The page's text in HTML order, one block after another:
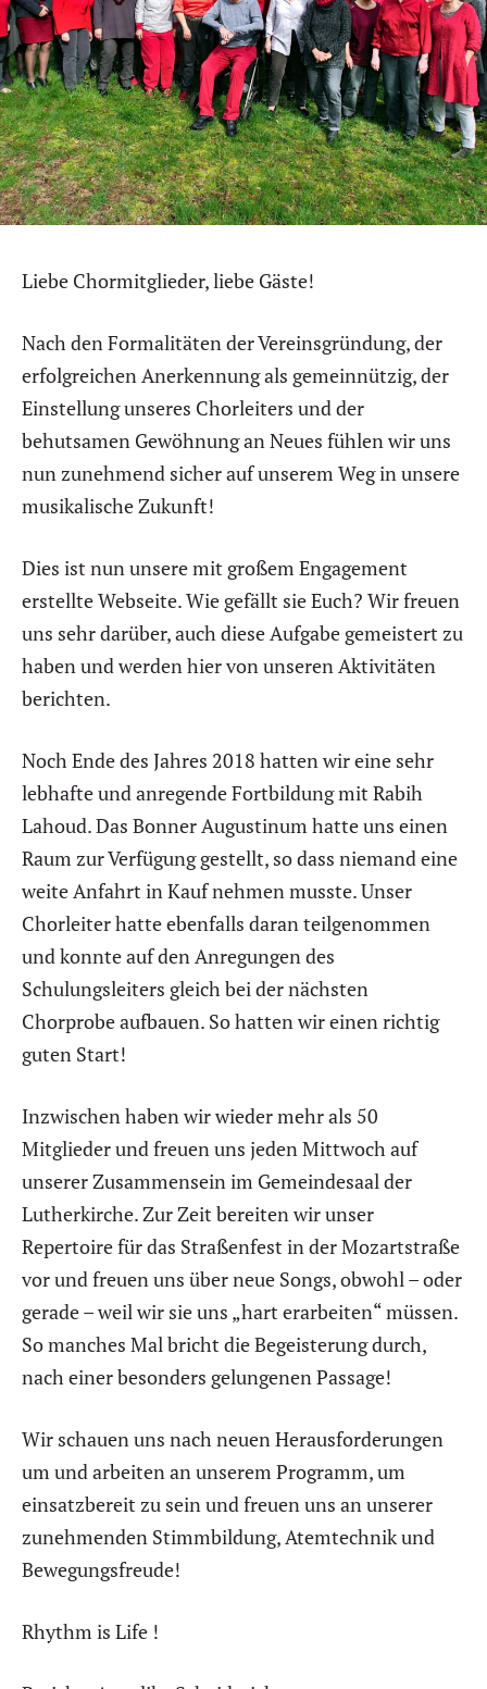
Liebe Chormitglieder, liebe Gäste!
Nach den Formalitäten der Vereinsgründung, der
erfolgreichen Anerkennung als gemeinnützig, der
Einstellung unseres Chorleiters und der
behutsamen Gewöhnung an Neues fühlen wir uns
nun zunehmend sicher auf unserem Weg in unsere
musikalische Zukunft!
Dies ist nun unsere mit großem Engagement
erstellte Webseite. Wie gefällt sie Euch? Wir freuen
uns sehr darüber, auch diese Aufgabe gemeistert zu
haben und werden hier von unseren Aktivitäten
berichten.
Noch Ende des Jahres 2018 hatten wir eine sehr
lebhafte und anregende Fortbildung mit Rabih
Lahoud. Das Bonner Augustinum hatte uns einen
Raum zur Verfügung gestellt, so dass niemand eine
weite Anfahrt in Kauf nehmen musste. Unser
Chorleiter hatte ebenfalls daran teilgenommen
und konnte auf den Anregungen des
Schulungsleiters gleich bei der nächsten
Chorprobe aufbauen. So hatten wir einen richtig
guten Start!
Inzwischen haben wir wieder mehr als 50
Mitglieder und freuen uns jeden Mittwoch auf
unserer Zusammensein im Gemeindesaal der
Lutherkirche. Zur Zeit bereiten wir unser
Repertoire für das Straßenfest in der Mozartstraße
vor und freuen uns über neue Songs, obwohl – oder
gerade – weil wir sie uns „hart erarbeiten“ müssen.
So manches Mal bricht die Begeisterung durch,
nach einer besonders gelungenen Passage!
Wir schauen uns nach neuen Herausforderungen
um und arbeiten an unserem Programm, um
einsatzbereit zu sein und freuen uns an unserer
zunehmenden Stimmbildung, Atemtechnik und
Bewegungsfreude!
Rhythm is Life !